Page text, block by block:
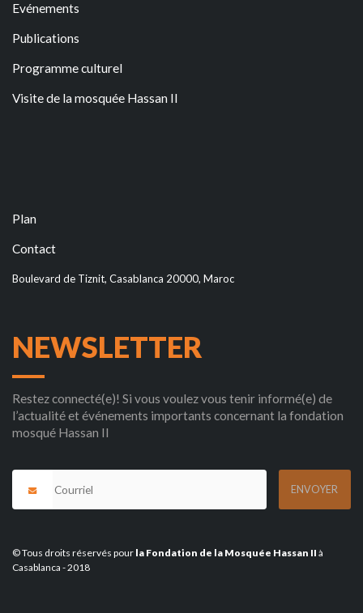
Evénements
Publications
Programme culturel
Visite de la mosquée Hassan II
Plan
Contact
Boulevard de Tiznit, Casablanca 20000, Maroc
NEWSLETTER
Restez connecté(e)! Si vous voulez vous tenir informé(e) de
l’actualité et événements importants concernant la fondation
mosqué Hassan II
© Tous droits réservés pour la Fondation de la Mosquée Hassan II à
Casablanca - 2018